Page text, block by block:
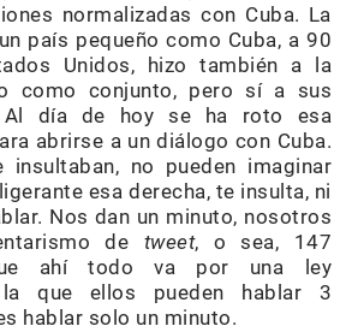
normalizadas con Cuba. La
país pequeño como Cuba, a 90
Unidos, hizo también a la
como conjunto, pero sí a sus
Al día de hoy se ha roto esa
abrirse a un diálogo con Cuba.
insultaban, no pueden imaginar
esa derecha, te insulta, ni
Nos dan un minuto, nosotros
de tweet, o sea, 147
ahí todo va por una ley
que ellos pueden hablar 3
hablar solo un minuto.